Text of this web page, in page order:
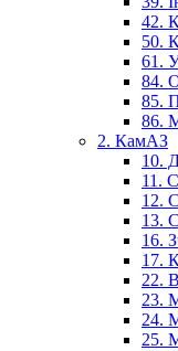
42.
50.
61.
84.
85.
86.
2. КамАЗ
10.
11.
12.
13.
16.
17.
22.
23.
24.
25.